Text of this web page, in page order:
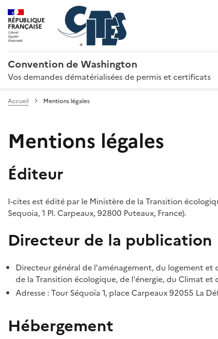
RÉPUBLIQUE
FRANÇAISE
Convention de Washington
Vos demandes dématérialisées de permis et certificats
Accueil Mentions légales
Mentions légales
Éditeur
I-cites est édité par le Ministère de la Transition
Sequoia, 1 Pl. Carpeaux, 92800 Puteaux, France).
Directeur de la publication
Directeur général de l'aménagement, du logement
de la Transition écologique, de l'énergie, du Climat et
Adresse : Tour Séquoïa 1, place Carpeaux 92055 La
Hébergement